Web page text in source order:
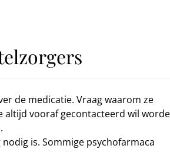
de medicatie. Vraag waarom ze
altijd vooraf gecontacteerd wil
is. Sommige psychofarmaca